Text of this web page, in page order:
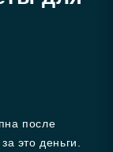
после
это деньги.